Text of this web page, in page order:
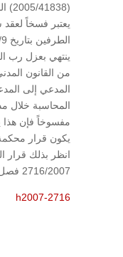
يعتبر فسخاً
من القانون
المدعي إلى
المحاسبة خلال
مفسوخاً فإن هذا
يكون قرار
انظر بذلك قرار
2716/2007 فصل بتاريخ 10/4/2008.
h2007-2716